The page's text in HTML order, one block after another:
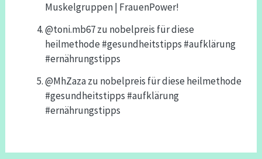
Muskelgruppen | FrauenPower!
@toni.mb67zu nobelpreis für diese
heilmethode #gesundheitstipps #aufklärung
#ernährungstipps
@MhZazazu nobelpreis für diese heilmethode
#gesundheitstipps #aufklärung
#ernährungstipps